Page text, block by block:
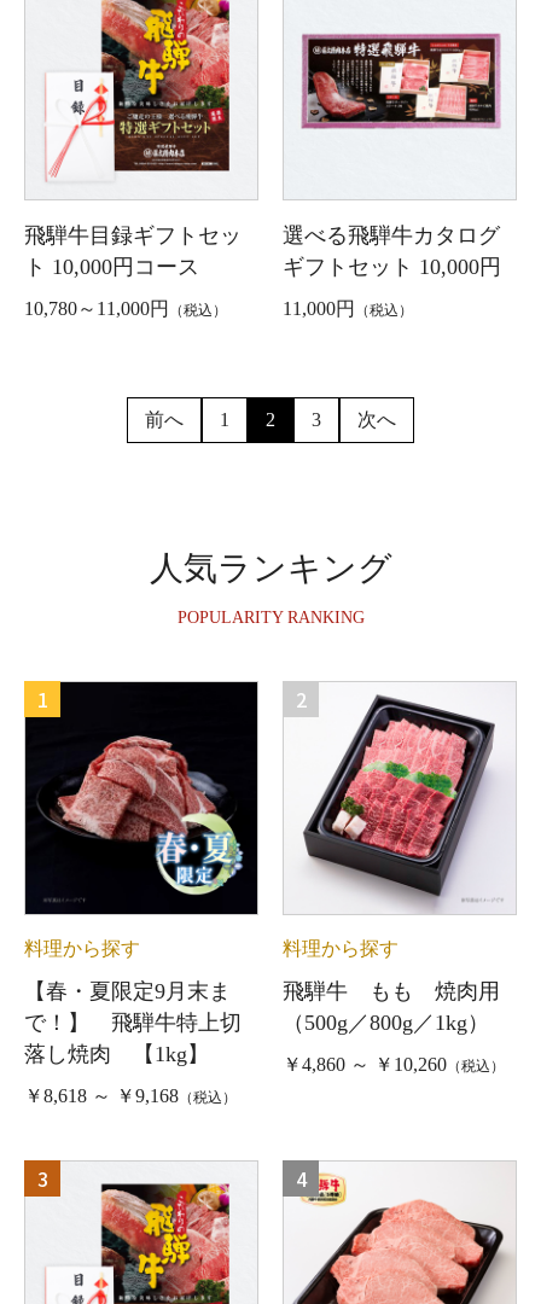
飛騨牛目録ギフトセッ
ト 10,000円コース
10,780～11,000円 （税込）
選べる飛騨牛カタログ
ギフトセット 10,000円
11,000円 （税込）
前へ 1 2 3 次へ
人気ランキング
POPULARITY RANKING
1
料理から探す
【春・夏限定9月末ま
で！】 飛騨牛特上切
落し焼肉 【1kg】
￥8,618 ～ ￥9,168 （税込）
2
料理から探す
飛騨牛 もも 焼肉用
（500g／800g／1kg）
￥4,860 ～ ￥10,260 （税込）
3 4